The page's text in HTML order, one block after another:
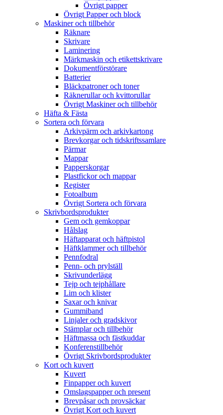
Övrigt papper
Övrigt Papper och block
Maskiner och tillbehör
Räknare
Skrivare
Laminering
Märkmaskin och etikettskrivare
Dokumentförstörare
Batterier
Bläckpatroner och toner
Räknerullar och kvittorullar
Övrigt Maskiner och tillbehör
Häfta & Fästa
Sortera och förvara
Arkivpärm och arkivkartong
Brevkorgar och tidskriftssamlare
Pärmar
Mappar
Papperskorgar
Plastfickor och mappar
Register
Fotoalbum
Övrigt Sortera och förvara
Skrivbordsprodukter
Gem och gemkoppar
Hålslag
Häftapparat och häftpistol
Häftklammer och tillbehör
Pennfodral
Penn- och prylställ
Skrivunderlägg
Tejp och tejphållare
Lim och klister
Saxar och knivar
Gummiband
Linjaler och gradskivor
Stämplar och tillbehör
Häftmassa och fästkuddar
Konferenstillbehör
Övrigt Skrivbordsprodukter
Kort och kuvert
Kuvert
Finpapper och kuvert
Omslagspapper och present
Brevpåsar och provsäckar
Övrigt Kort och kuvert